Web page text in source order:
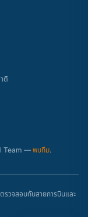
ติ
Team — พบทีม.
วจสอบกับสายการบินและ